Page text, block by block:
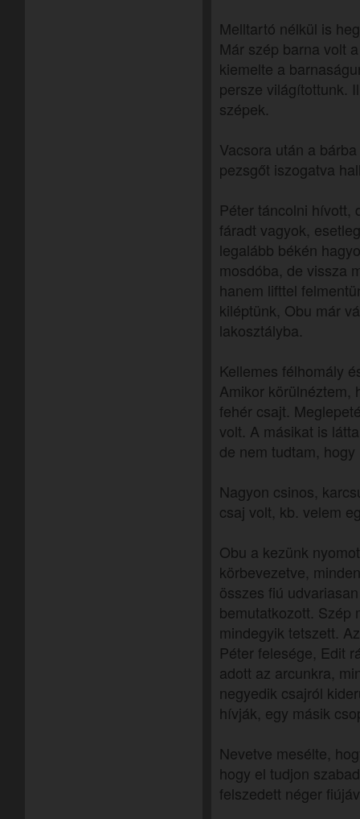
Melltartó nélkül is
Már szép barna volt
kiemelte a
persze világítottunk.
szépek.
Vacsora után a
pezsgőt iszogatva
Péter táncolni hívott,
fáradt vagyok,
legalább békén
mosdóba, de vissza
hanem lifttel
kiléptünk, Obu már
lakosztályba.
Kellemes félhomály
Amikor körülnéztem,
fehér csajt.
volt. A másikat is
de nem tudtam,
Nagyon csinos,
csaj volt, kb. velem
Obu a kezünk
körbevezetve,
összes fiú
bemutatkozott. Szép
mindegyik tetszett.
Péter felesége, Edit
adott az arcunkra,
negyedik csajról
hívják, egy másik
Nevetve mesélte,
hogy el tudjon
felszedett néger